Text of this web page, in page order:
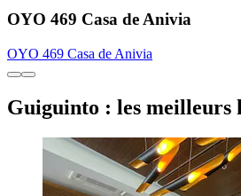
OYO 469 Casa de Anivia
OYO 469 Casa de Anivia
Guiguinto : les meilleurs